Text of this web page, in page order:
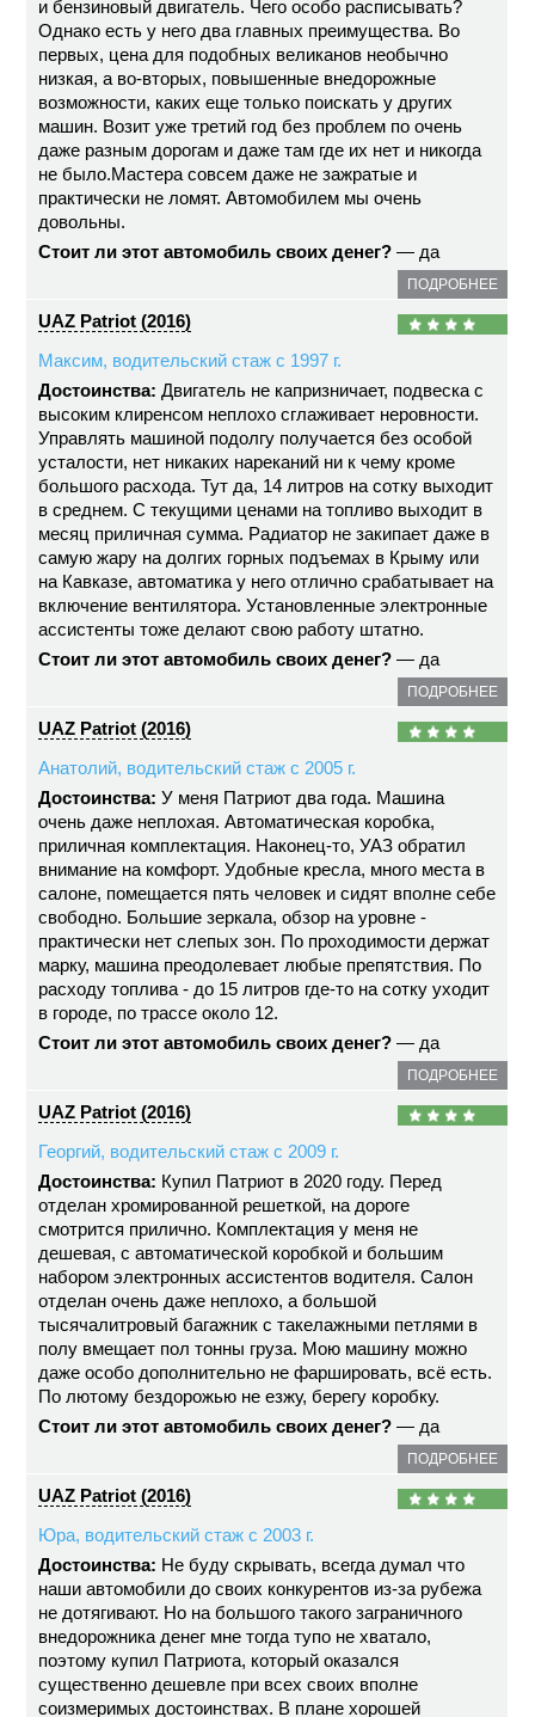
и бензиновый двигатель. Чего особо расписывать?
Однако есть у него два главных преимущества. Во
первых, цена для подобных великанов необычно
низкая, а во-вторых, повышенные внедорожные
возможности, каких еще только поискать у других
машин. Возит уже третий год без проблем по очень
даже разным дорогам и даже там где их нет и никогда
не было.Мастера совсем даже не зажратые и
практически не ломят. Автомобилем мы очень
довольны.
Стоит ли этот автомобиль своих денег? — да
ПОДРОБНЕЕ
UAZ Patriot (2016)
Максим, водительский стаж с 1997 г.
Достоинства: Двигатель не капризничает, подвеска с
высоким клиренсом неплохо сглаживает неровности.
Управлять машиной подолгу получается без особой
усталости, нет никаких нареканий ни к чему кроме
большого расхода. Тут да, 14 литров на сотку выходит
в среднем. С текущими ценами на топливо выходит в
месяц приличная сумма. Радиатор не закипает даже в
самую жару на долгих горных подъемах в Крыму или
на Кавказе, автоматика у него отлично срабатывает на
включение вентилятора. Установленные электронные
ассистенты тоже делают свою работу штатно.
Стоит ли этот автомобиль своих денег? — да
ПОДРОБНЕЕ
UAZ Patriot (2016)
Анатолий, водительский стаж с 2005 г.
Достоинства: У меня Патриот два года. Машина
очень даже неплохая. Автоматическая коробка,
приличная комплектация. Наконец-то, УАЗ обратил
внимание на комфорт. Удобные кресла, много места в
салоне, помещается пять человек и сидят вполне себе
свободно. Большие зеркала, обзор на уровне -
практически нет слепых зон. По проходимости держат
марку, машина преодолевает любые препятствия. По
расходу топлива - до 15 литров где-то на сотку уходит
в городе, по трассе около 12.
Стоит ли этот автомобиль своих денег? — да
ПОДРОБНЕЕ
UAZ Patriot (2016)
Георгий, водительский стаж с 2009 г.
Достоинства: Купил Патриот в 2020 году. Перед
отделан хромированной решеткой, на дороге
смотрится прилично. Комплектация у меня не
дешевая, с автоматической коробкой и большим
набором электронных ассистентов водителя. Салон
отделан очень даже неплохо, а большой
тысячалитровый багажник с такелажными петлями в
полу вмещает пол тонны груза. Мою машину можно
даже особо дополнительно не фаршировать, всё есть.
По лютому бездорожью не езжу, берегу коробку.
Стоит ли этот автомобиль своих денег? — да
ПОДРОБНЕЕ
UAZ Patriot (2016)
Юра, водительский стаж с 2003 г.
Достоинства: Не буду скрывать, всегда думал что
наши автомобили до своих конкурентов из-за рубежа
не дотягивают. Но на большого такого заграничного
внедорожника денег мне тогда тупо не хватало,
поэтому купил Патриота, который оказался
существенно дешевле при всех своих вполне
соизмеримых достоинствах. В плане хорошей